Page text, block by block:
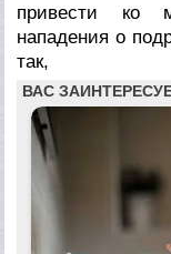
привести ко
нападения о
так,